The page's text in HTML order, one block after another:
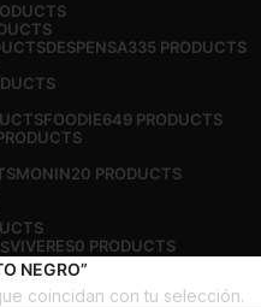
DESPENSA335 PRODUCTS
FOODIE649 PRODUCTS
MONIN20 PRODUCTS
VIVERES0 PRODUCTS
NEGRO”
coincidan con tu selección.